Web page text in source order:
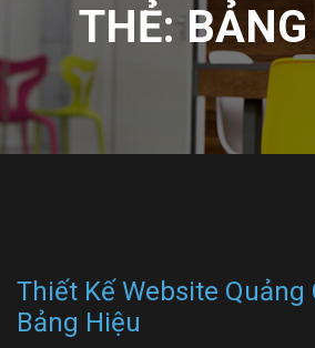
THẺ:
Thiết Kế Website Quảng
Bảng Hiệu